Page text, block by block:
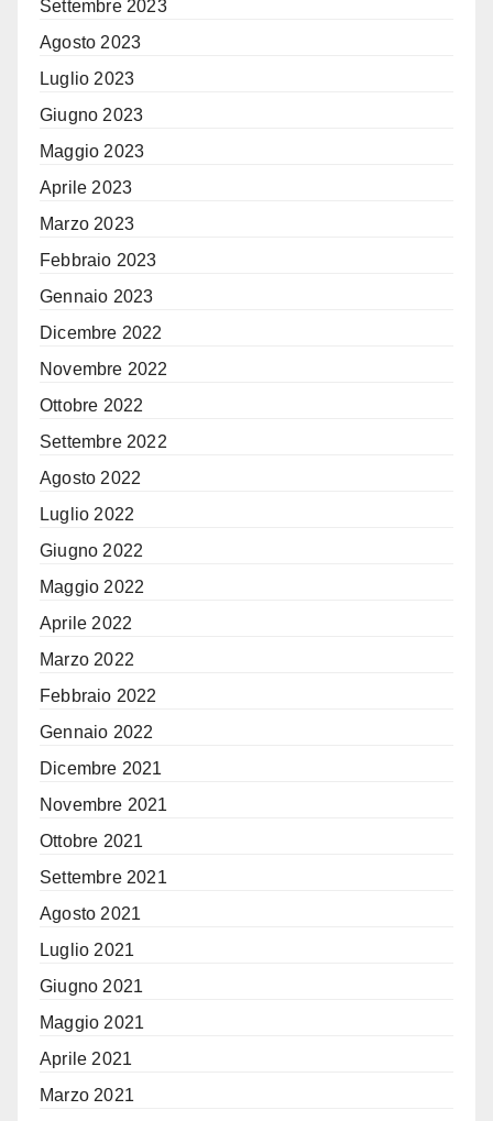
Settembre 2023
Agosto 2023
Luglio 2023
Giugno 2023
Maggio 2023
Aprile 2023
Marzo 2023
Febbraio 2023
Gennaio 2023
Dicembre 2022
Novembre 2022
Ottobre 2022
Settembre 2022
Agosto 2022
Luglio 2022
Giugno 2022
Maggio 2022
Aprile 2022
Marzo 2022
Febbraio 2022
Gennaio 2022
Dicembre 2021
Novembre 2021
Ottobre 2021
Settembre 2021
Agosto 2021
Luglio 2021
Giugno 2021
Maggio 2021
Aprile 2021
Marzo 2021